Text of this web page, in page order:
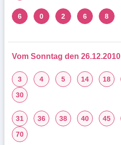
6 0 2 6 8
Vom Sonntag den 26.12.2010
3 4 5 14 18
30
31 36 38 40 45
70